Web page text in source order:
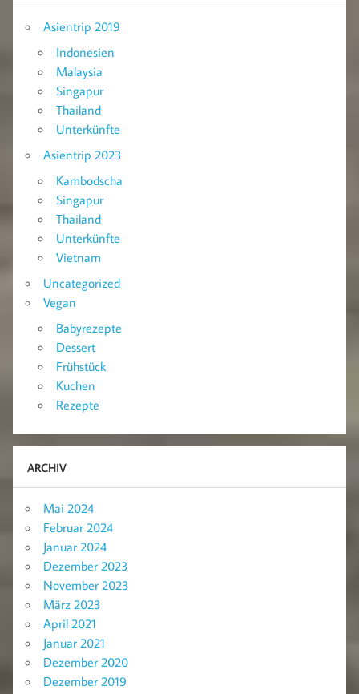
Asientrip 2019
Indonesien
Malaysia
Singapur
Thailand
Unterkünfte
Asientrip 2023
Kambodscha
Singapur
Thailand
Unterkünfte
Vietnam
Uncategorized
Vegan
Babyrezepte
Dessert
Frühstück
Kuchen
Rezepte
ARCHIV
Mai 2024
Februar 2024
Januar 2024
Dezember 2023
November 2023
März 2023
April 2021
Januar 2021
Dezember 2020
Dezember 2019